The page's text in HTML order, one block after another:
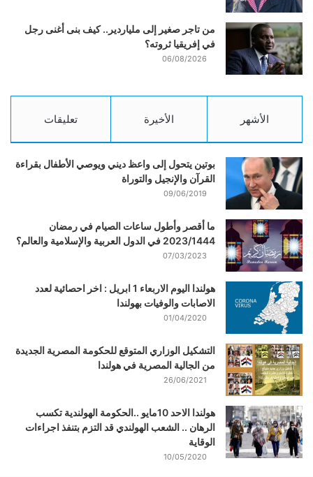
من تاجر صغير إلى ملياردير.. كيف بنى أغنى رجل
في إفريقيا ثروته؟
06/08/2026
الأشهر الأخيرة تعليقات
بوتين يتحول إلى واعظ ديني ويوصي الأطفال بقراءة
القرآن والإنجيل والتوراة
09/06/2019
ما أقصر وأطول ساعات الصيام في رمضان
2023/1444 في الدول العربية والإسلامية والعالم؟
07/03/2023
هولندا اليوم الاربعاء 1 ابريل : اخر احصائية لعدد
الاصابات والوفيات بهولندا
01/04/2020
التشكيل الوزاري المتوقع للحكومة المصرية الجديدة
من الجالية المصرية في هولندا
26/06/2021
هولندا الاحد 10مايو ..الحكومة الهولندية تكسب
الرهان .. الشعب الهولندي قد التزم بتنفذ اجراءات
الوقاية
10/05/2020